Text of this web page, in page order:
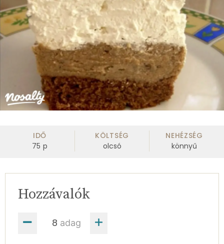
IDŐ
75 p
KÖLTSÉG
olcsó
NEHÉZSÉG
könnyű
adag
Hozzávalók